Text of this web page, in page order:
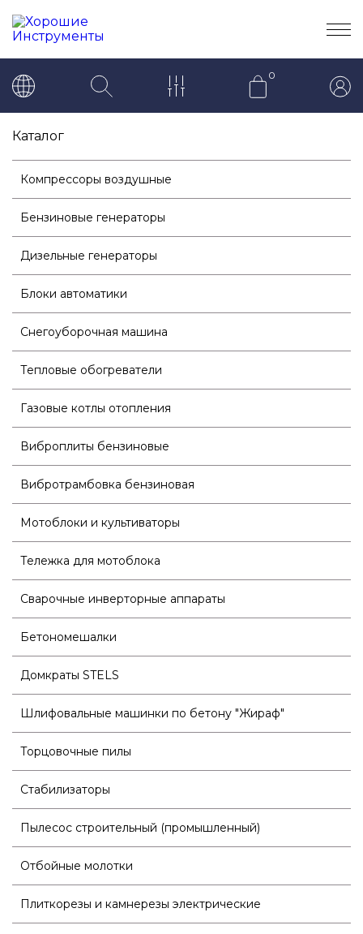
0
Каталог
Компрессоры воздушные
Бензиновые генераторы
Дизельные генераторы
Блоки автоматики
Снегоуборочная машина
Тепловые обогреватели
Газовые котлы отопления
Виброплиты бензиновые
Вибротрамбовка бензиновая
Мотоблоки и культиваторы
Тележка для мотоблока
Сварочные инверторные аппараты
Бетономешалки
Домкраты STELS
Шлифовальные машинки по бетону "Жираф"
Торцовочные пилы
Стабилизаторы
Пылесос строительный (промышленный)
Отбойные молотки
Плиткорезы и камнерезы электрические